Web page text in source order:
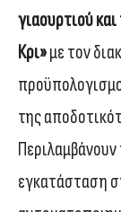
γιαουρτιού
Κρι»με τον
της
εγκατάσταση